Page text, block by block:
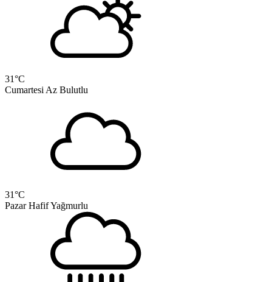
31°C
Cumartesi Az Bulutlu
31°C
Pazar Hafif Yağmurlu